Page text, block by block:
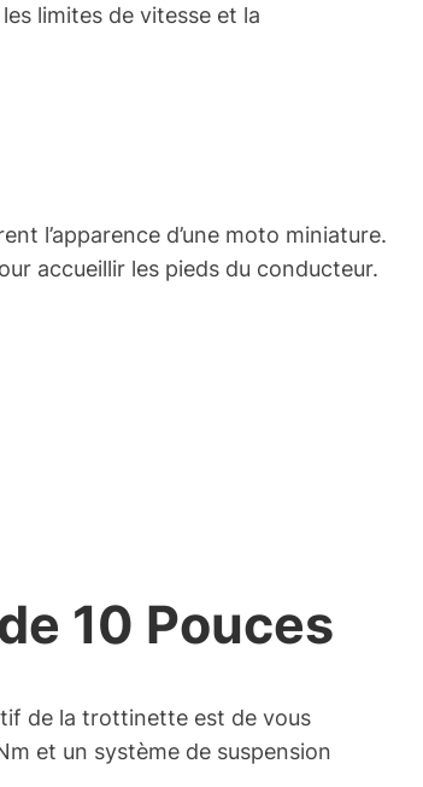
limites de vitesse et la
l’apparence d’une moto miniature.
accueillir les pieds du conducteur.
10 Pouces
de la trottinette est de vous
et un système de suspension